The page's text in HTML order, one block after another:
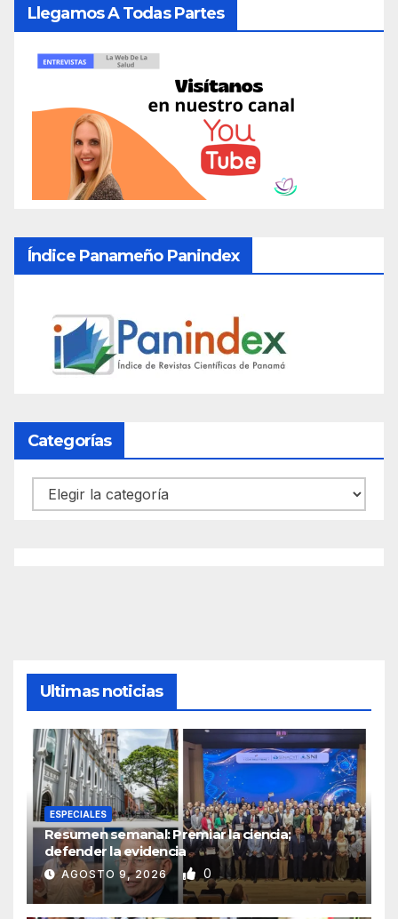
Llegamos A Todas Partes
Índice Panameño Panindex
Categorías
Categorías
Ultimas noticias
ESPECIALES
Resumen semanal: Premiar la ciencia;
defender la evidencia
AGOSTO 9, 2026 0